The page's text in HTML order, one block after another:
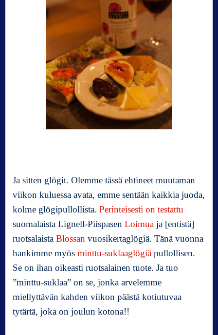
1
4
Ja sitten glögit. Olemme tässä ehtineet muutaman
viikon kuluessa avata, emme sentään kaikkia juoda,
kolme glögipullollista.Perinteisesti on testattu
suomalaista Lignell-PiispasenLoimuaja [entistä]
ruotsalaistaBlossan vuosikertaglögiä. Tänä vuonna
hankimme myösminttu-suklaaglögiä pullollisen.
Se on ihan oikeasti ruotsalainen tuote. Ja tuo
”minttu-suklaa” on se, jonka arvelemme
miellyttävän kahden viikon päästä kotiutuvaa
tytärtä, joka on joulun kotona!!